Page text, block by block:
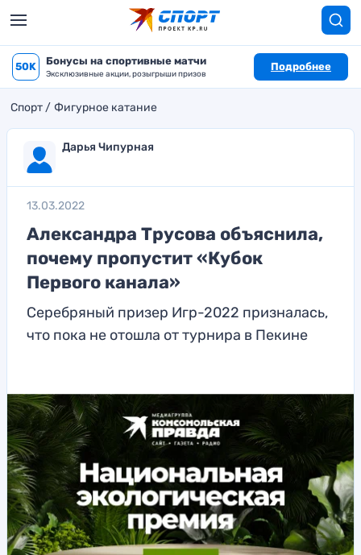
50K Бонусы на спортивные матчи
Эксклюзивные акции, розыгрыши призов
Подробнее
Спорт Фигурное катание
Дарья Чипурная
13.03.2022
Александра Трусова объяснила,
почему пропустит «Кубок
Первого канала»
Серебряный призер Игр-2022 призналась,
что пока не отошла от турнира в Пекине